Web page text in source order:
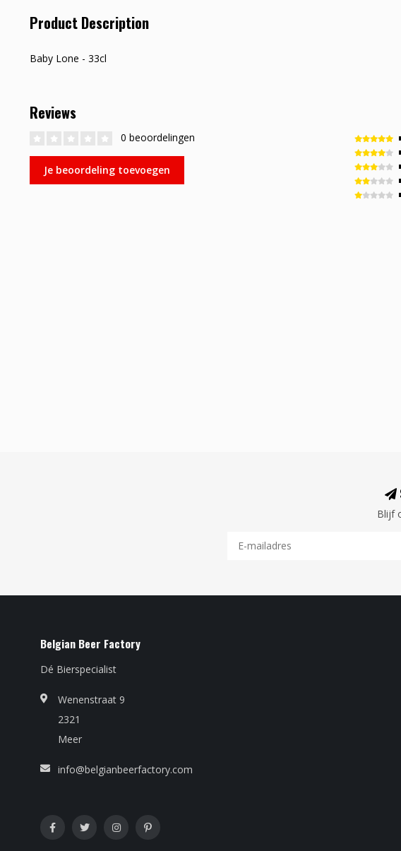
Product Description
Baby Lone - 33cl
Reviews
0 beoordelingen
Je beoordeling toevoegen
Blijf
Belgian Beer Factory
Dé Bierspecialist
Wenenstraat 9
2321
Meer
info@belgianbeerfactory.com